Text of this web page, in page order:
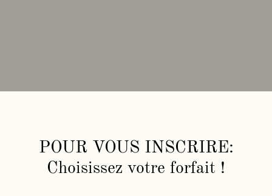
POUR VOUS INSCRIRE:
Choisissez votre forfait !